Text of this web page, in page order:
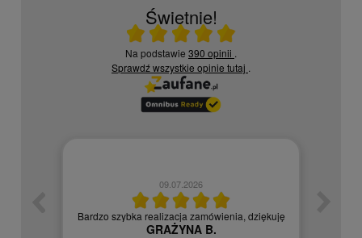
Świetnie!
Ocena średnia 5 na 5
Na podstawie 390 opinii .
Sprawdź wszystkie opinie tutaj .
09.07.2026
Bardzo szybka realizacja zamówienia, dziękuję
GRAŻYNA B.